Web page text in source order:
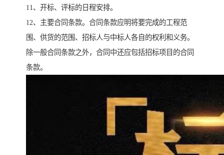
11、开标、评标的日程安排。
12、主要合同条款。合同条款应明将要完成的工程范
围、供货的范围、招标人与中标人各自的权利和义务。
除一般合同条款之外，合同中还应包括招标项目的合同
条款。